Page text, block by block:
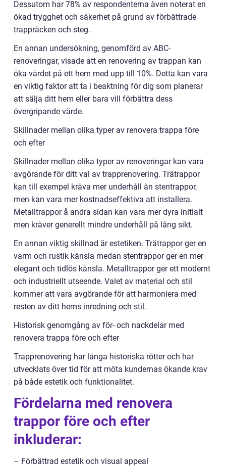
Dessutom har 78% av respondenterna även noterat en
ökad trygghet och säkerhet på grund av förbättrade
trappräcken och steg.
En annan undersökning, genomförd av ABC-
renoveringar, visade att en renovering av trappan kan
öka värdet på ett hem med upp till 10%. Detta kan vara
en viktig faktor att ta i beaktning för dig som planerar
att sälja ditt hem eller bara vill förbättra dess
övergripande värde.
Skillnader mellan olika typer av renovera trappa före
och efter
Skillnader mellan olika typer av renoveringar kan vara
avgörande för ditt val av trapprenovering. Trätrappor
kan till exempel kräva mer underhåll än stentrappor,
men kan vara mer kostnadseffektiva att installera.
Metalltrappor å andra sidan kan vara mer dyra initialt
men kräver generellt mindre underhåll på lång sikt.
En annan viktig skillnad är estetiken. Trätrappor ger en
varm och rustik känsla medan stentrappor ger en mer
elegant och tidlös känsla. Metalltrappor ger ett modernt
och industriellt utseende. Valet av material och stil
kommer att vara avgörande för att harmoniera med
resten av ditt hems inredning och stil.
Historisk genomgång av för- och nackdelar med
renovera trappa före och efter
Trapprenovering har långa historiska rötter och har
utvecklats över tid för att möta kundernas ökande krav
på både estetik och funktionalitet.
Fördelarna med renovera
trappor före och efter
inkluderar:
– Förbättrad estetik och visual appeal